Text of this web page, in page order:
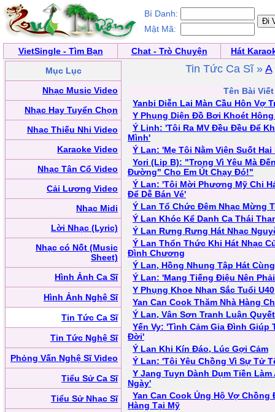
Bí Danh:
Mật Mã:
VietSingle - Tìm Bạn Chat - Trò Chuyện
Hát
Mục Lục
Nhạc Music Video
Nhạc Hay Tuyển Chọn
Nhạc Thiếu Nhi Video
Karaoke Video
Nhạc Tân Cổ Video
Cải Lương Video
Nhạc Midi
Lời Nhạc (Lyric)
Nhạc có Nốt (Music
Sheet)
Hình Ảnh Ca Sĩ
Hình Ảnh Nghệ Sĩ
Tin Tức Ca Sĩ
Tin Tức Nghệ Sĩ
Phỏng Vấn Nghệ Sĩ Video
Tiểu Sử Ca Sĩ
Tiểu Sử Nhạc Sĩ
Tin Tức Ca Sĩ » A
Tên Bài Viết
Yanbi Diễn Lại Màn Cầu Hôn Vợ
Y Phụng Diện Đồ Bơi Khoét
Ý Linh: 'Tôi Ra MV Đều Đều Để
Mình'
Ý Lan: 'Mẹ Tôi Nằm Viện Suốt Hai
Yori (Lip B): "Trong Vì Yêu Mà
Đường" Cho Em Út Chạy Đó!"
Ý Lan: 'Tôi Mời Phương Mỹ Chi
Để Dễ Bán Vé'
Ý Lan Tổ Chức Đêm Nhạc Mừng
Ý Lan Khóc Kể Danh Ca Thái
Ý Lan Rưng Rưng Hát Nhạc
Ý Lan Thổn Thức Khi Hát Nhạc
Đình Chương
Ý Lan, Hồng Nhung Tập Hát
Ý Lan: 'Mang Tiếng Điệu Nên
Y Phụng Khoe Nhan Sắc Tuổi U40
Yan Can Cook Thăm Nhà Hàng
Ý Lan, Vân Sơn Tranh Luận
Yến Vy: 'Tình Cảm Gia Đình Giúp
Đời'
Ý Lan Khi Kín Đáo, Lúc Gợi Cảm
Ý Lan: 'Tôi Yêu Chồng Vì Sự Tử
Y Jang Tuyn Dành Dụm Tiền
Ngày'
Yan Can Cook Ủng Hộ Vợ
Hàng Tại Mỹ